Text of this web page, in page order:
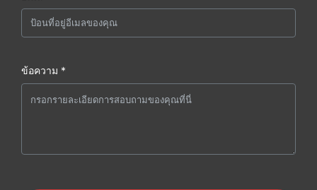
ข้อความ *